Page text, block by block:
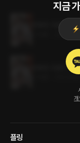
지금
개
잔혹한 구원자 2권
2023.09.21
잔혹한 구원자 1권
플링